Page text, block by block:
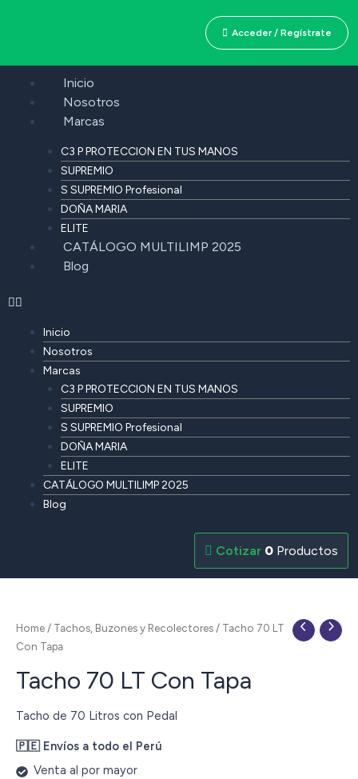
Acceder / Regístrate
Inicio
Nosotros
Marcas
C3 P PROTECCION EN TUS MANOS
SUPREMIO
S SUPREMIO Profesional
DOÑA MARIA
ELITE
CATÁLOGO MULTILIMP 2025
Blog
Inicio
Nosotros
Marcas
C3 P PROTECCION EN TUS MANOS
SUPREMIO
S SUPREMIO Profesional
DOÑA MARIA
ELITE
CATÁLOGO MULTILIMP 2025
Blog
0 Productos
Home / Tachos, Buzones y Recolectores / Tacho 70 LT
Con Tapa
Tacho 70 LT Con Tapa
Tacho de 70 Litros con Pedal
🇵🇪 Envíos a todo el Perú
Venta al por mayor